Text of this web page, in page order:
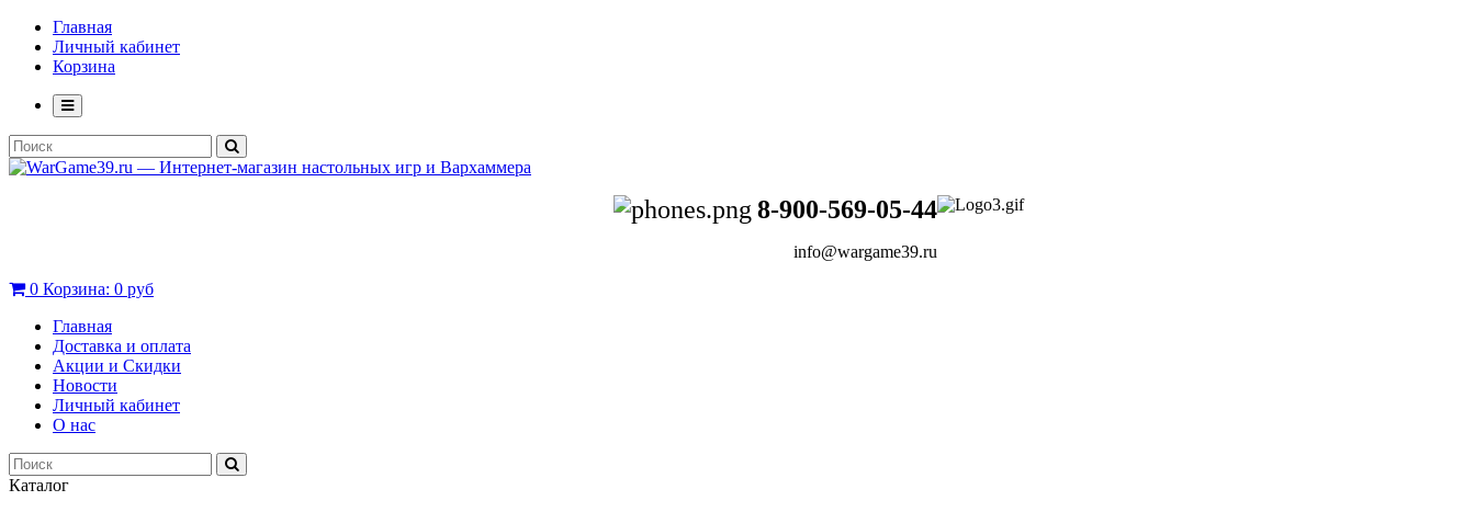
Главная
Личный кабинет
Корзина
8-900-569-05-44
info@wargame39.ru
0 Корзина: 0 руб
Главная
Доставка и оплата
Акции и Скидки
Новости
Личный кабинет
О нас
Каталог